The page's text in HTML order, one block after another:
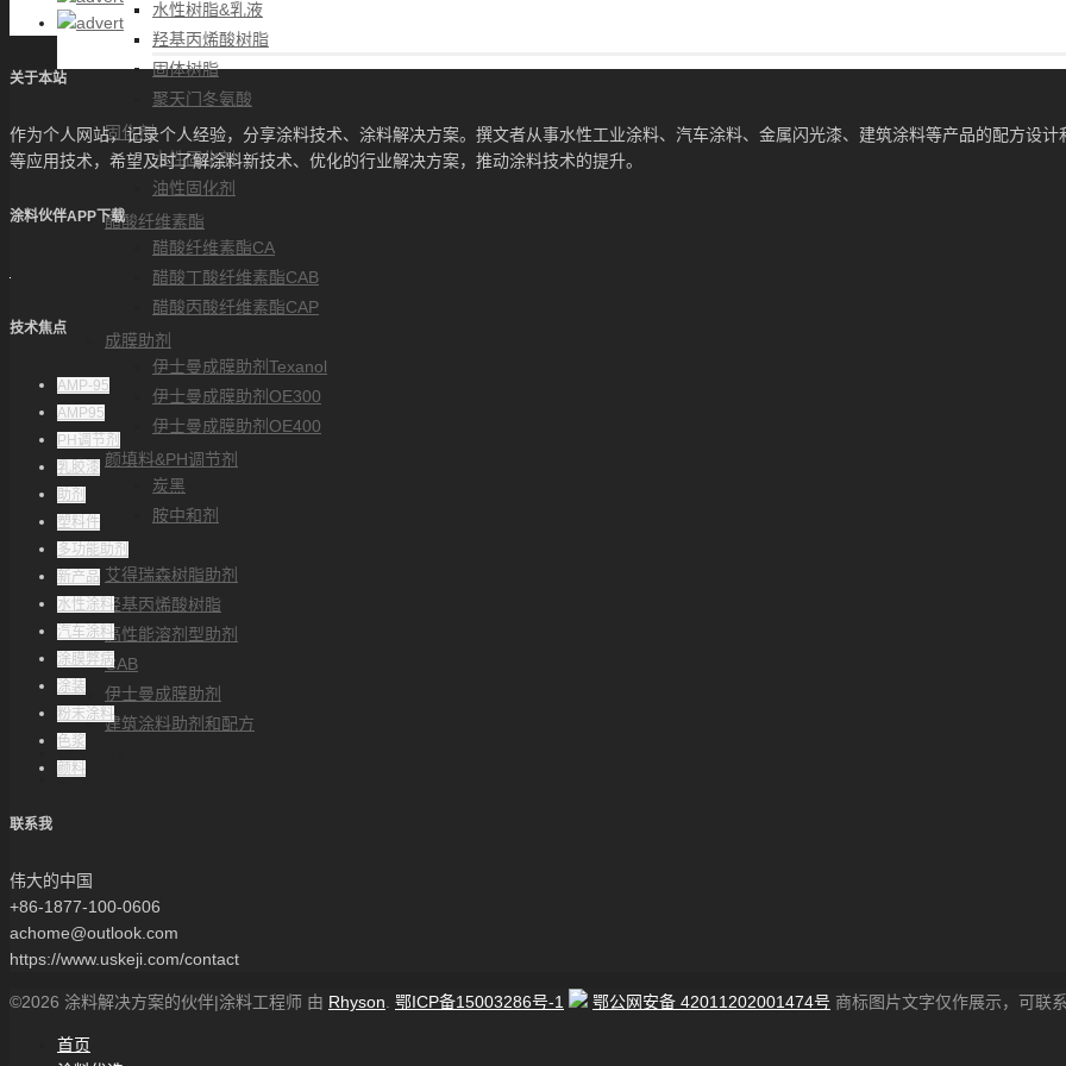
水性树脂&乳液
羟基丙烯酸树脂
固体树脂
聚天门冬氨酸
固化剂
水性固化剂
油性固化剂
醋酸纤维素酯
醋酸纤维素酯CA
醋酸丁酸纤维素酯CAB
醋酸丙酸纤维素酯CAP
成膜助剂
伊士曼成膜助剂Texanol
伊士曼成膜助剂OE300
伊士曼成膜助剂OE400
颜填料&PH调节剂
炭黑
胺中和剂
解决方案
艾得瑞森树脂助剂
羟基丙烯酸树脂
高性能溶剂型助剂
CAB
伊士曼成膜助剂
建筑涂料助剂和配方
帮助中心
联系方式
关于本站
作为个人网站，记录个人经验，分享涂料技术、涂料解决方案。撰文者从事水性工业涂料、汽车涂料、金属闪光漆、建筑涂料等产品的配方设
等应用技术，希望及时了解涂料新技术、优化的行业解决方案，推动涂料技术的提升。
涂料伙伴APP下载
技术焦点
AMP-95
AMP95
PH调节剂
乳胶漆
助剂
塑料件
多功能助剂
新产品
水性涂料
汽车涂料
涂膜弊病
涂装
粉末涂料
色浆
颜料
联系我
伟大的中国
+86-1877-100-0606
achome@outlook.com
https://www.uskeji.com/contact
©2026 涂料解决方案的伙伴|涂料工程师 由 Rhyson 鄂ICP备15003286号-1 鄂公网安备 42011202001474号 商标图片文字仅作展示，可联
首页